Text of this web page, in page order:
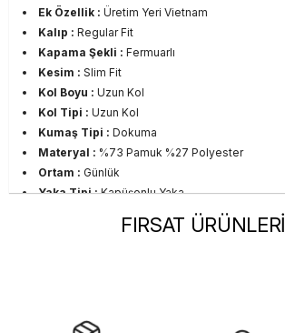
Ek Özellik : Üretim Yeri Vietnam
Kalıp : Regular Fit
Kapama Şekli : Fermuarlı
Kesim : Slim Fit
Kol Boyu : Uzun Kol
Kol Tipi : Uzun Kol
Kumaş Tipi : Dokuma
Materyal : %73 Pamuk %27 Polyester
Ortam : Günlük
Yaka Tipi :Kapüşonlu Yaka
Yetişkin
FIRSAT ÜRÜNLERİ